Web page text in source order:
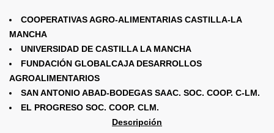
COOPERATIVAS AGRO-ALIMENTARIAS CASTILLA-LA
MANCHA
UNIVERSIDAD DE CASTILLA LA MANCHA
FUNDACIÓN GLOBALCAJA DESARROLLOS
AGROALIMENTARIOS
SAN ANTONIO ABAD-BODEGAS SAAC. SOC. COOP. C-LM.
EL PROGRESO SOC. COOP. CLM.
Descripción